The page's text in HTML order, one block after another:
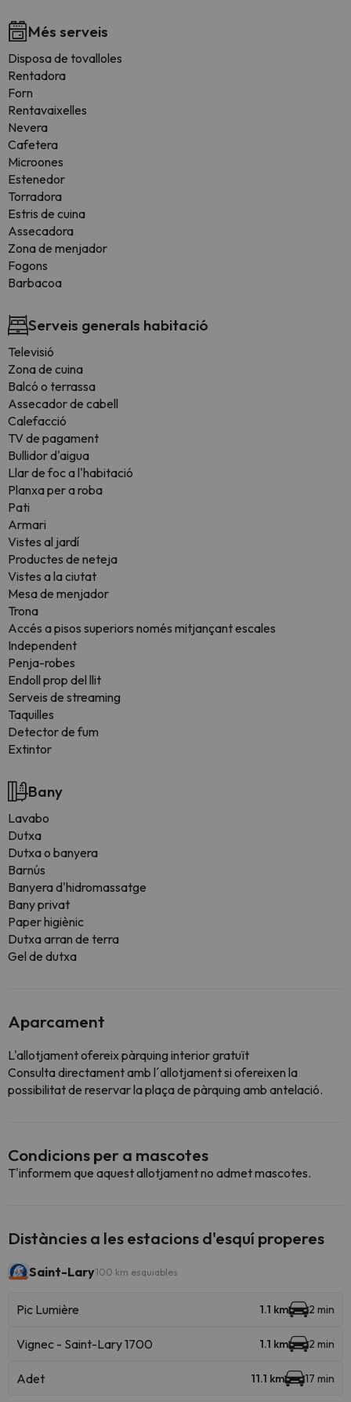
Més serveis
Disposa de tovalloles
Rentadora
Forn
Rentavaixelles
Nevera
Cafetera
Microones
Estenedor
Torradora
Estris de cuina
Assecadora
Zona de menjador
Fogons
Barbacoa
Serveis generals habitació
Televisió
Zona de cuina
Balcó o terrassa
Assecador de cabell
Calefacció
TV de pagament
Bullidor d'aigua
Llar de foc a l'habitació
Planxa per a roba
Pati
Armari
Vistes al jardí
Productes de neteja
Vistes a la ciutat
Mesa de menjador
Trona
Accés a pisos superiors només mitjançant escales
Independent
Penja-robes
Endoll prop del llit
Serveis de streaming
Taquilles
Detector de fum
Extintor
Bany
Lavabo
Dutxa
Dutxa o banyera
Barnús
Banyera d'hidromassatge
Bany privat
Paper higiènic
Dutxa arran de terra
Gel de dutxa
Aparcament
L'allotjament ofereix pàrquing interior gratuït
Consulta directament amb l´allotjament si ofereixen la
possibilitat de reservar la plaça de pàrquing amb antelació.
Condicions per a mascotes
T'informem que aquest allotjament no admet mascotes.
Distàncies a les estacions d'esquí properes
Saint-Lary100 km esquiables
Pic Lumière 1.1 km 2 min
Vignec - Saint-Lary 1700 1.1 km 2 min
Adet 11.1 km 17 min